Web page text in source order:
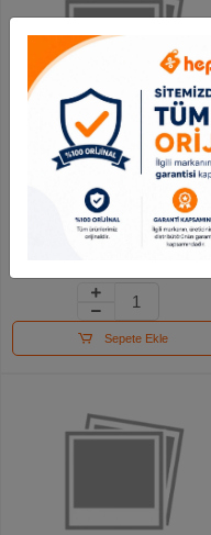
Pensan Polimer Kalem
Ucu 1.sınıf 0.7 Min
Sepete Ekle